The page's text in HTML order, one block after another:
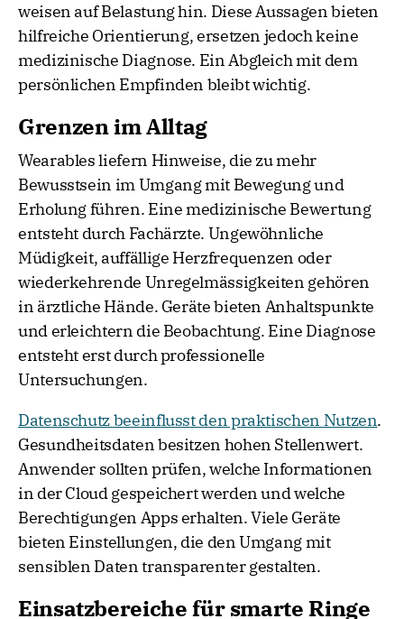
weisen auf Belastung hin. Diese Aussagen bieten
hilfreiche Orientierung, ersetzen jedoch keine
medizinische Diagnose. Ein Abgleich mit dem
persönlichen Empfinden bleibt wichtig.
Grenzen im Alltag
Wearables liefern Hinweise, die zu mehr
Bewusstsein im Umgang mit Bewegung und
Erholung führen. Eine medizinische Bewertung
entsteht durch Fachärzte. Ungewöhnliche
Müdigkeit, auffällige Herzfrequenzen oder
wiederkehrende Unregelmässigkeiten gehören
in ärztliche Hände. Geräte bieten Anhaltspunkte
und erleichtern die Beobachtung. Eine Diagnose
entsteht erst durch professionelle
Untersuchungen.
Datenschutz beeinflusst den praktischen Nutzen.
Gesundheitsdaten besitzen hohen Stellenwert.
Anwender sollten prüfen, welche Informationen
in der Cloud gespeichert werden und welche
Berechtigungen Apps erhalten. Viele Geräte
bieten Einstellungen, die den Umgang mit
sensiblen Daten transparenter gestalten.
Einsatzbereiche für smarte Ringe